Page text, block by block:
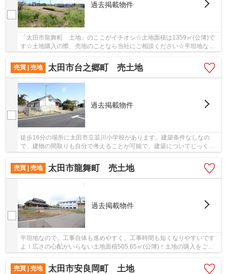
過去掲載物件
「太田市龍舞町 土地」のここがイチオシ☆土地面積は1359㎡(公簿)で
す☆土地購入の際、売地のことなら当社にご相談ください☆平坦地なの
売買 | 売地
太田市台之郷町 売土地
過去掲載物件
徒歩16分の場所に太田市立韮川小学校があります。建築条件なしなの
で、建物の間取りも自分で考えることが可能で、建築についてじっくり
売買 | 売地
太田市龍舞町 売土地
過去掲載物件
平坦地なので、工事自体も進めやすく、工事時間も短くなりやすいです
よ！広さの心配がいらない土地面積505.65㎡(公簿)！土地の購入をご検
売買 | 売地
太田市安良岡町 土地